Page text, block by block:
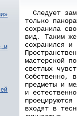
Следует
только
сохранила
вид. Таким
сохранился
мастерской
светлых
Собственно,
предметы и
и
входят в